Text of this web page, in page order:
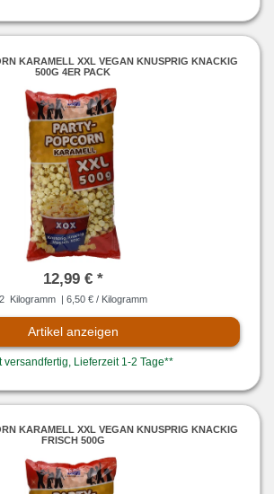
KARAMELL XXL VEGAN KNUSPRIG KNACKIG
500G 4ER PACK
12,99 € *
2 Kilogramm | 6,50 € / Kilogramm
Artikel anzeigen
versandfertig, Lieferzeit 1-2 Tage**
KARAMELL XXL VEGAN KNUSPRIG KNACKIG
FRISCH 500G